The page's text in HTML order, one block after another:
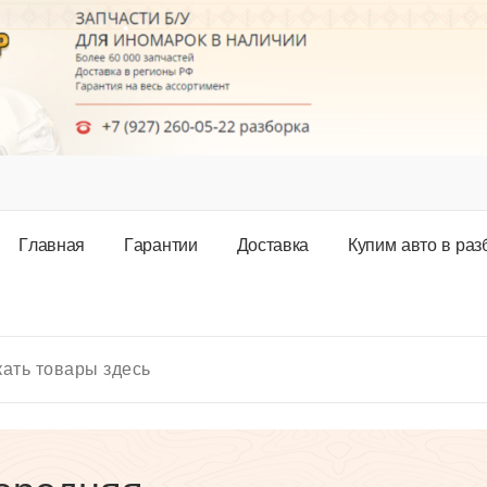
Главная Гарантии Доставка Купим авто в раз